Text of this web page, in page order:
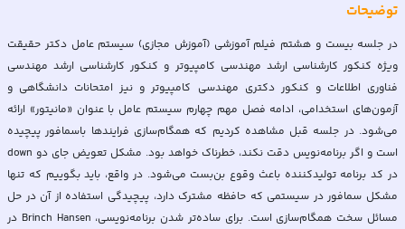
توضیحات
در جلسه بیست و هشتم فیلم آموزشی (آموزش مجازی) سیستم عامل دکتر حقیقت
ویژه کنکور کارشناسی ارشد مهندسی کامپیوتر و کنکور کارشناسی ارشد مهندسی
فناوری اطلاعات و کنکور دکتری مهندسی کامپیوتر و نیز امتحانات دانشگاهی و
آزمون‌های استخدامی، ادامه فصل مهم چهارم سیستم عامل با عنوان «مانیتور» ارائه
می‌شود. در جلسه قبل مشاهده كرديم که همگام‌سازی فرايندها باسمافور پيچيده
است و اگر برنامه‌نويس دقت نكند، خطرناک خواهد بود. مشكل تعويض جای دو down
در كد برنامه توليدكننده باعث وقوع بن‌بست می‌شود. در واقع، بايد بگوييم كه تنها
مشكل سمافور در سيستمی كه حافظه مشترک دارد، پيچيدگی استفاده از آن در حل
مسائل سخت همگام‌سازی است. برای ساده‌تر شدن برنامه‌نويسی، Brinch Hansen در